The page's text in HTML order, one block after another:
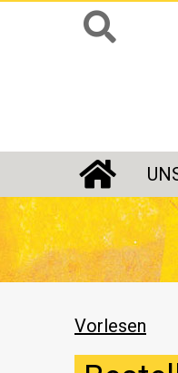
STARTSEITE
Vorlesen